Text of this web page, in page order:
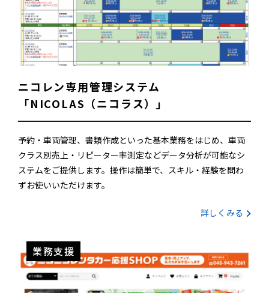
ニコレン専用管理システム
「NICOLAS（ニコラス）」
予約・車両管理、書類作成といった基本業務をはじめ、車両
クラス別売上・リピーター率測定などデータ分析が可能なシ
ステムをご提供します。操作は簡単で、スキル・経験を問わ
ずお使いいただけます。
詳しくみる
業務支援